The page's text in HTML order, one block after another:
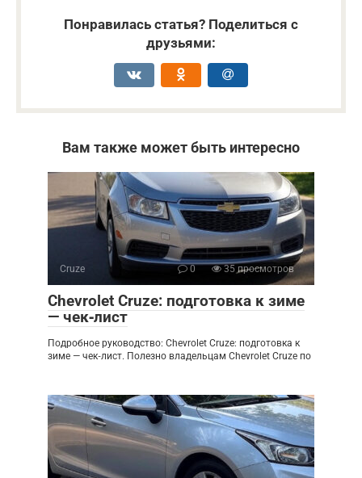
Понравилась статья? Поделиться с
друзьями:
Вам также может быть интересно
Cruze 0 35 просмотров
Chevrolet Cruze: подготовка к зиме
— чек‑лист
Подробное руководство: Chevrolet Cruze: подготовка к
зиме — чек‑лист. Полезно владельцам Chevrolet Cruze по